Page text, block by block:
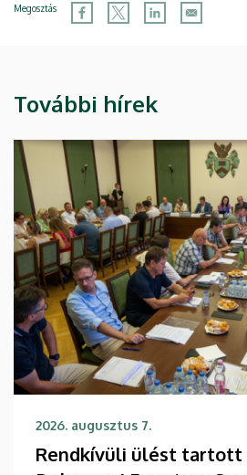
Megosztás
További hírek
2026. augusztus 7.
Rendkívüli ülést tartott